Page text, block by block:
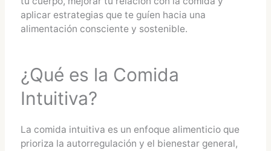
aplicar estrategias que te guíen hacia una
alimentación consciente y sostenible.
¿Qué es la Comida
Intuitiva?
La comida intuitiva es un enfoque alimenticio que
prioriza la autorregulación y el bienestar general,